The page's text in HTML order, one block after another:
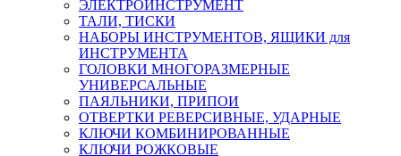
ЭЛЕКТРОИНСТРУМЕНТ
ТАЛИ, ТИСКИ
НАБОРЫ ИНСТРУМЕНТОВ, ЯЩИКИ для
ИНСТРУМЕНТА
ГОЛОВКИ МНОГОРАЗМЕРНЫЕ
УНИВЕРСАЛЬНЫЕ
ПАЯЛЬНИКИ, ПРИПОИ
ОТВЕРТКИ РЕВЕРСИВНЫЕ, УДАРНЫЕ
КЛЮЧИ КОМБИНИРОВАННЫЕ
КЛЮЧИ РОЖКОВЫЕ